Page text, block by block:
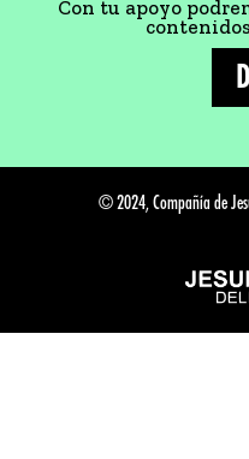
Con tu apoyo
© 2024, Compañía de